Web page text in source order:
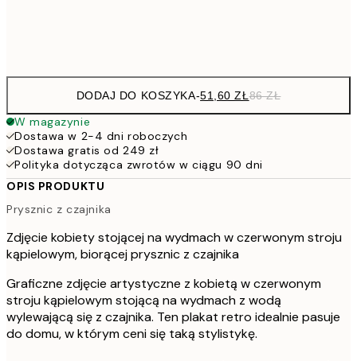
DODAJ DO KOSZYKA-51,60 ZŁ86 ZŁ
W magazynie
Dostawa w 2-4 dni roboczych
Dostawa gratis od 249 zł
Polityka dotycząca zwrotów w ciągu 90 dni
OPIS PRODUKTU
Prysznic z czajnika
Zdjęcie kobiety stojącej na wydmach w czerwonym stroju
kąpielowym, biorącej prysznic z czajnika
Graficzne zdjęcie artystyczne z kobietą w czerwonym
stroju kąpielowym stojącą na wydmach z wodą
wylewającą się z czajnika. Ten plakat retro idealnie pasuje
do domu, w którym ceni się taką stylistykę.